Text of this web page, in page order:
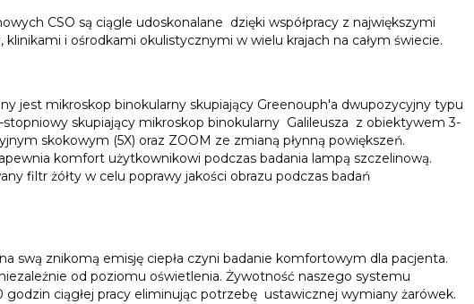
CSO są ciągle udoskonalane dzięki współpracy z największymi
i ośrodkami okulistycznymi w wielu krajach na całym świecie.
jest mikroskop binokularny skupiający Greenouph'a dwupozycyjny typu
stopniowy skupiający mikroskop binokularny Galileusza z obiektywem 3-
skokowym (5X) oraz ZOOM ze zmianą płynną powiększeń.
komfort użytkownikowi podczas badania lampą szczelinową.
filtr żółty w celu poprawy jakości obrazu podczas badań
swą znikomą emisję ciepła czyni badanie komfortowym dla pacjenta.
od poziomu oświetlenia. Żywotność naszego systemu
ciągłej pracy eliminując potrzebę ustawicznej wymiany żarówek.